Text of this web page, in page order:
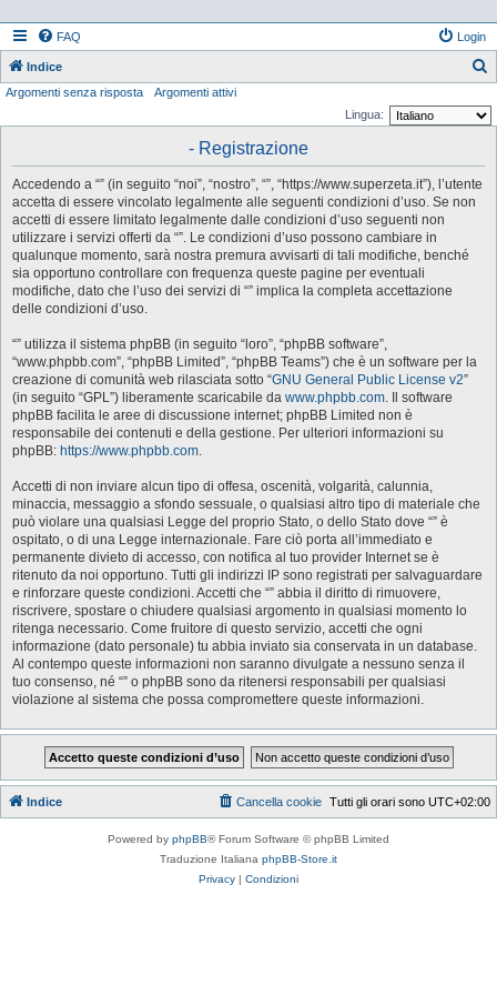
FAQ Login
Indice
Argomenti senza risposta
Argomenti attivi
Lingua:
- Registrazione
Accedendo a “” (in seguito “noi”, “nostro”, “”, “https://www.superzeta.it”), l’utente
accetta di essere vincolato legalmente alle seguenti condizioni d’uso. Se non
accetti di essere limitato legalmente dalle condizioni d’uso seguenti non
utilizzare i servizi offerti da “”. Le condizioni d’uso possono cambiare in
qualunque momento, sarà nostra premura avvisarti di tali modifiche, benché
sia opportuno controllare con frequenza queste pagine per eventuali
modifiche, dato che l’uso dei servizi di “” implica la completa accettazione
delle condizioni d’uso.
“” utilizza il sistema phpBB (in seguito “loro”, “phpBB software”,
“www.phpbb.com”, “phpBB Limited”, “phpBB Teams”) che è un software per la
creazione di comunità web rilasciata sotto “GNU General Public License v2”
(in seguito “GPL”) liberamente scaricabile da www.phpbb.com. Il software
phpBB facilita le aree di discussione internet; phpBB Limited non è
responsabile dei contenuti e della gestione. Per ulteriori informazioni su
phpBB: https://www.phpbb.com.
Accetti di non inviare alcun tipo di offesa, oscenità, volgarità, calunnia,
minaccia, messaggio a sfondo sessuale, o qualsiasi altro tipo di materiale che
può violare una qualsiasi Legge del proprio Stato, o dello Stato dove “” è
ospitato, o di una Legge internazionale. Fare ciò porta all’immediato e
permanente divieto di accesso, con notifica al tuo provider Internet se è
ritenuto da noi opportuno. Tutti gli indirizzi IP sono registrati per salvaguardare
e rinforzare queste condizioni. Accetti che “” abbia il diritto di rimuovere,
riscrivere, spostare o chiudere qualsiasi argomento in qualsiasi momento lo
ritenga necessario. Come fruitore di questo servizio, accetti che ogni
informazione (dato personale) tu abbia inviato sia conservata in un database.
Al contempo queste informazioni non saranno divulgate a nessuno senza il
tuo consenso, né “” o phpBB sono da ritenersi responsabili per qualsiasi
violazione al sistema che possa compromettere queste informazioni.
Indice Tutti gli orari sono UTC+02:00
Cancella cookie
Powered by phpBB® Forum Software © phpBB Limited
Traduzione Italiana phpBB-Store.it
Privacy | Condizioni